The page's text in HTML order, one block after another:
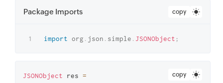
Package Imports copy
import org . json . simple . JSONObject ;
copy
JSONObject res =